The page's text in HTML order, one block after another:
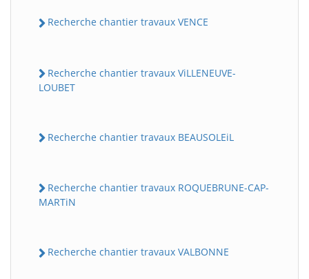
Recherche chantier travaux VENCE
Recherche chantier travaux ViLLENEUVE-
LOUBET
Recherche chantier travaux BEAUSOLEiL
Recherche chantier travaux ROQUEBRUNE-CAP-
MARTiN
Recherche chantier travaux VALBONNE